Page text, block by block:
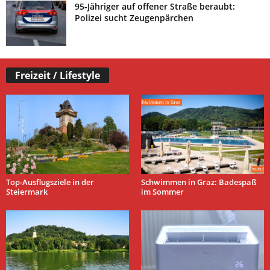
95-Jähriger auf offener Straße beraubt:
Polizei sucht Zeugenpärchen
Freizeit / Lifestyle
Top-Ausflugsziele in der
Steiermark
Schwimmen in Graz: Badespaß
im Sommer